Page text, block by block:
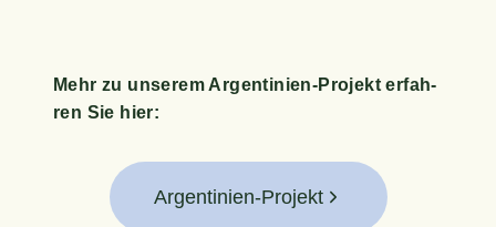
Mehr zu unse­rem Argen­ti­ni­en-Pro­jekt erfah­
ren Sie hier:
Argentinien-Projekt